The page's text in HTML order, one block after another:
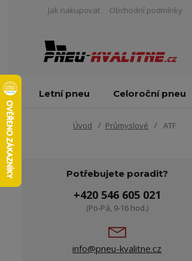
Jak nakupovat Obchodní podmínky
Letní pneu Celoroční pneu
Úvod Průmyslové ATF
Potřebujete poradit?
+420 546 605 021
(Po-Pá, 9-16 hod.)
info@pneu-kvalitne.cz